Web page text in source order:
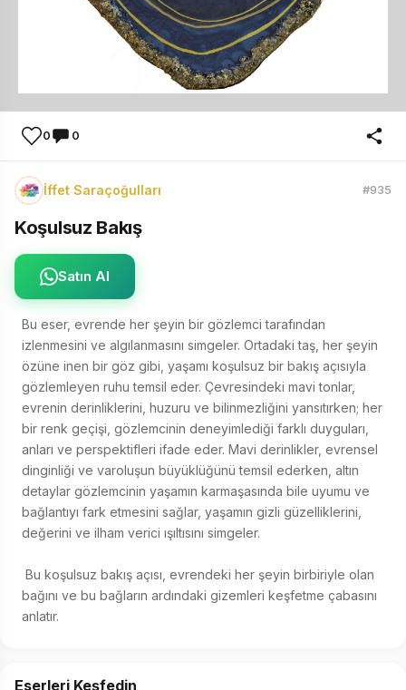
0 0
İffet Saraçoğulları #935
Koşulsuz Bakış
Satın Al
Bu eser, evrende her şeyin bir gözlemci tarafından
izlenmesini ve algılanmasını simgeler. Ortadaki taş, her şeyin
özüne inen bir göz gibi, yaşamı koşulsuz bir bakış açısıyla
gözlemleyen ruhu temsil eder. Çevresindeki mavi tonlar,
evrenin derinliklerini, huzuru ve bilinmezliğini yansıtırken; her
bir renk geçişi, gözlemcinin deneyimlediği farklı duyguları,
anları ve perspektifleri ifade eder. Mavi derinlikler, evrensel
dinginliği ve varoluşun büyüklüğünü temsil ederken, altın
detaylar gözlemcinin yaşamın karmaşasında bile uyumu ve
bağlantıyı fark etmesini sağlar, yaşamın gizli güzelliklerini,
değerini ve ilham verici ışıltısını simgeler.
bağını ve bu bağların ardındaki gizemleri keşfetme çabasını
anlatır.
Eserleri Keşfedin